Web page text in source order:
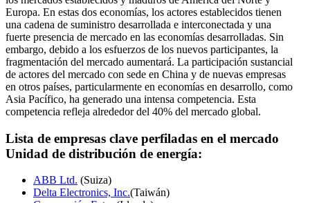
Europa. En estas dos economías, los actores establecidos tienen
una cadena de suministro desarrollada e interconectada y una
fuerte presencia de mercado en las economías desarrolladas. Sin
embargo, debido a los esfuerzos de los nuevos participantes, la
fragmentación del mercado aumentará. La participación sustancial
de actores del mercado con sede en China y de nuevas empresas
en otros países, particularmente en economías en desarrollo, como
Asia Pacífico, ha generado una intensa competencia. Esta
competencia refleja alrededor del 40% del mercado global.
Lista de empresas clave perfiladas en el mercado
Unidad de distribución de energía:
ABB Ltd. (Suiza)
Delta Electronics, Inc.(Taiwán)